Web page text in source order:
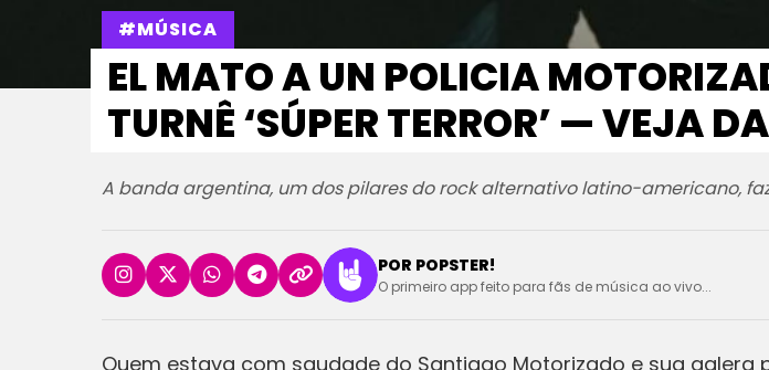
#MÚSICA
EL MATO A UN POLICIA
TURNÊ ‘SÚPER TERROR’ — VEJA
A banda argentina, um dos pilares do rock alternativo latino-americano,
POR POPSTER!
O primeiro app feito para fãs de música ao vivo...
Quem estava com saudade do Santiago Motorizado e sua galera